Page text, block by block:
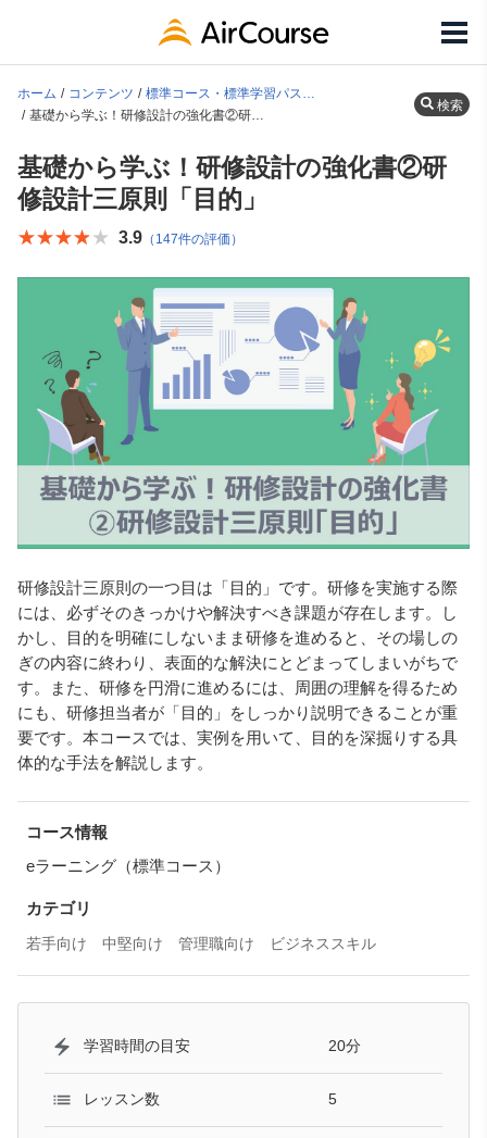
ホーム コンテンツ
標準コース・標準学習パス一覧
基礎から学ぶ！研修設計の強化書②研修設計三原則「目的」
検索
基礎から学ぶ！研修設計の強化書②研
修設計三原則「目的」
★★★★★
★★★★★ 3.9 （147件の評価）
研修設計三原則の一つ目は「目的」です。研修を実施する際
には、必ずそのきっかけや解決すべき課題が存在します。し
かし、目的を明確にしないまま研修を進めると、その場しの
ぎの内容に終わり、表面的な解決にとどまってしまいがちで
す。また、研修を円滑に進めるには、周囲の理解を得るため
にも、研修担当者が「目的」をしっかり説明できることが重
要です。本コースでは、実例を用いて、目的を深掘りする具
体的な手法を解説します。
コース情報
eラーニング（標準コース）
カテゴリ
若手向け 中堅向け 管理職向け ビジネススキル
学習時間の目安 20分
レッスン数 5